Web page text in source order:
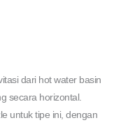
dari hot water basin
secara horizontal.
untuk tipe ini, dengan